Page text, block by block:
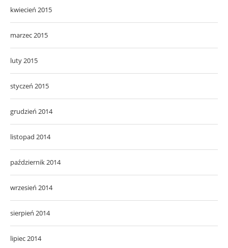
kwiecień 2015
marzec 2015
luty 2015
styczeń 2015
grudzień 2014
listopad 2014
październik 2014
wrzesień 2014
sierpień 2014
lipiec 2014